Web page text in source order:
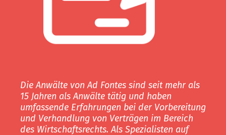
Die Anwälte von Ad Fontes sind seit mehr als
15 Jahren als Anwälte tätig und haben
umfassende Erfahrungen bei der Vorbereitung
und Verhandlung von Verträgen im Bereich
des Wirtschaftsrechts. Als Spezialisten auf